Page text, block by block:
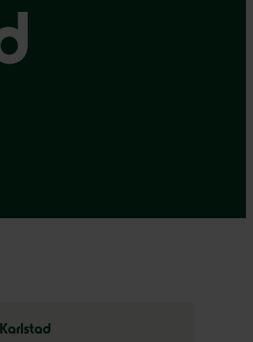
Karlstad